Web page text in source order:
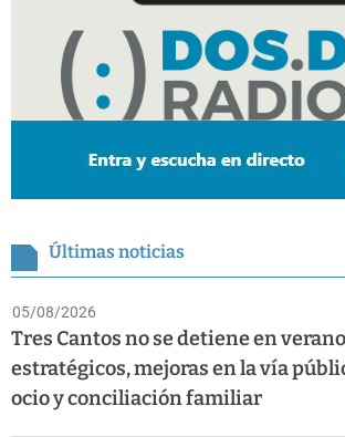
Últimas noticias
05/08/2026
Tres Cantos no se detiene en
estratégicos, mejoras en la vía
ocio y conciliación familiar